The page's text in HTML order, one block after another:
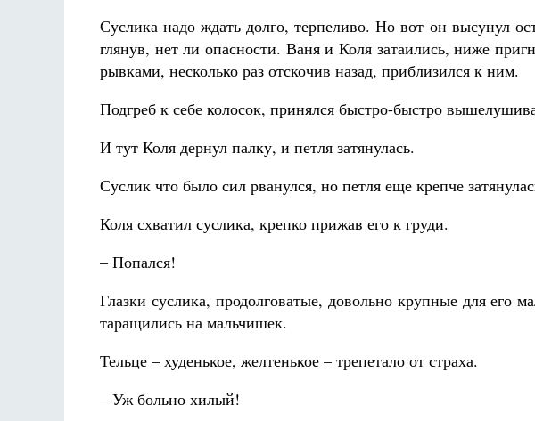
Суслика надо ждать долго, терпеливо. Но вот он высунул
глянув, нет ли опасности. Ваня и Коля затаились, ниже
рывками, несколько раз отскочив назад, приблизился к ним.
Подгреб к себе колосок, принялся быстро-быстро
И тут Коля дернул палку, и петля затянулась.
Суслик что было сил рванулся, но петля еще крепче
Коля схватил суслика, крепко прижав его к груди.
– Попался!
Глазки суслика, продолговатые, довольно крупные для его
таращились на мальчишек.
Тельце – худенькое, желтенькое – трепетало от страха.
– Уж больно хилый!